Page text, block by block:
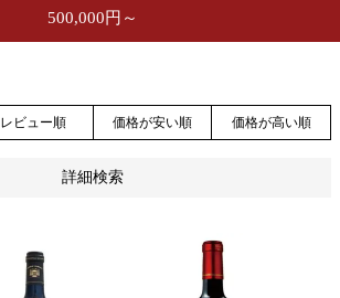
500,000円～
レビュー順 価格が安い順 価格が高い順
詳細検索